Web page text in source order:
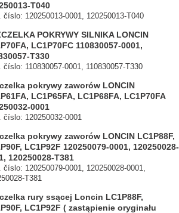
T040
číslo: 120250013-0001, 120250013-T040
POKRYWY SILNIKA LONCIN
LC1P70FC 110830057-0001,
T330
číslo: 110830057-0001, 110830057-T330
pokrywy zaworów LONCIN
LC1P65FA, LC1P68FA, LC1P70FA
0001
číslo: 120250032-0001
pokrywy zaworów LONCIN LC1P88F,
LC1P92F 120250079-0001, 120250028-
120250028-T381
číslo: 120250079-0001, 120250028-0001,
T381
rury ssącej Loncin LC1P88F,
LC1P92F ( zastąpienie oryginału